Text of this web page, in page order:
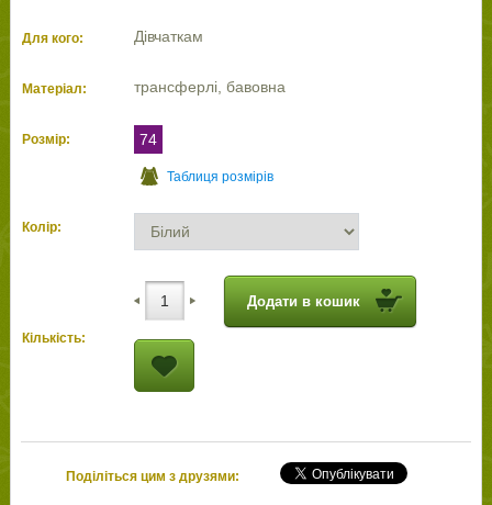
Для кого: Дівчаткам
Матеріал: трансферлі, бавовна
Розмір: 74
Таблиця розмірів
Колір:
Кількість:
Додати в кошик
Поділіться цим з друзями: